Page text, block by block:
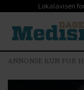
Lokalavisen
ANNONSE KUN FOR